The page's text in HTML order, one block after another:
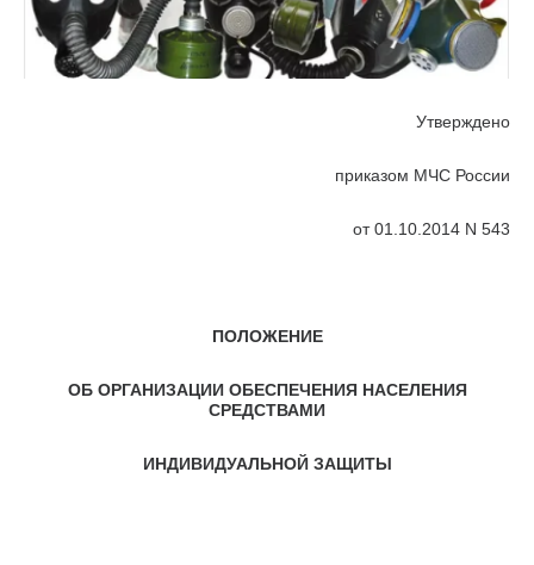
Утверждено
приказом МЧС России
от 01.10.2014 N 543
ПОЛОЖЕНИЕ
ОБ ОРГАНИЗАЦИИ ОБЕСПЕЧЕНИЯ НАСЕЛЕНИЯ
СРЕДСТВАМИ
ИНДИВИДУАЛЬНОЙ ЗАЩИТЫ